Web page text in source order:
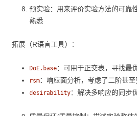
预实验：用来评价实验方法的可靠
熟悉
拓展（R语言工具）：
DoE.base：可用于正交表，寻找最
rsm：响应面分析，考虑了二阶甚
desirability：解决多响应的同步